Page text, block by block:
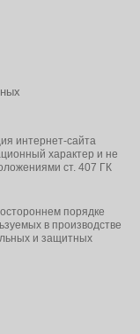
интернет-сайта
характер и не
ст. 407 ГК
порядке
в производстве
и защитных